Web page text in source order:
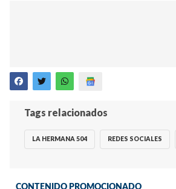
Tags relacionados
LA HERMANA 504 REDES SOCIALES